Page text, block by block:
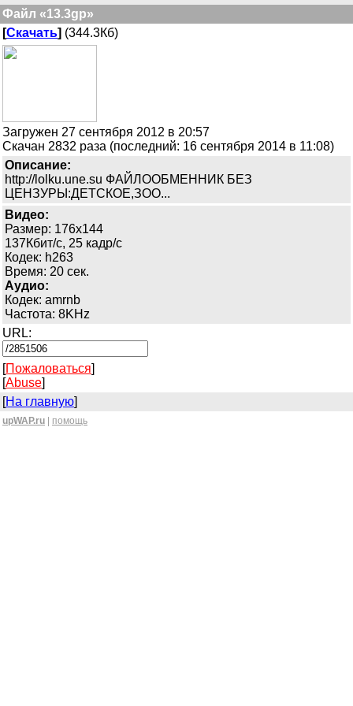
Файл «13.3gp»
[Скачать] (344.3Кб)
Загружен 27 сентября 2012 в 20:57
Скачан 2832 раза (последний: 16 сентября 2014 в 11:08)
Описание:
http://lolku.une.su ФАЙЛООБМЕННИК БЕЗ
ЦЕНЗУРЫ:ДЕТСКОЕ,ЗОО...
Видео:
Размер: 176x144
137Кбит/с, 25 кадр/с
Кодек: h263
Время: 20 сек.
Аудио:
Кодек: amrnb
Частота: 8KHz
URL:
[Пожаловаться]
[Abuse]
[На главную]
upWAP.ru помощь